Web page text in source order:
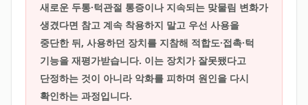
새로운 두통·턱관절 통증이나 지속되는 맞물림 변화가
생겼다면 참고 계속 착용하지 말고 우선 사용을
중단한 뒤, 사용하던 장치를 지참해 적합도·접촉·턱
기능을 재평가받습니다. 이는 장치가 잘못됐다고
단정하는 것이 아니라 악화를 피하며 원인을 다시
확인하는 과정입니다.